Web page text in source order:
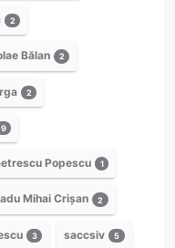
2
Bălan 2
2
9
Popescu 1
Mihai Crișan 2
3 saccsiv 5